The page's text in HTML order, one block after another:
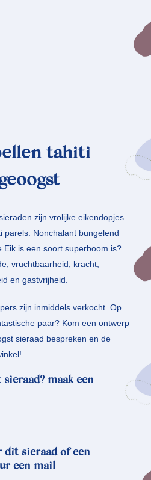
tahiti
zijn vrolijke eikendopjes
parels. Nonchalant bungelend
Eik is een soort superboom is?
vruchtbaarheid, kracht,
en gastvrijheid.
zijn inmiddels verkocht. Op
paar? Kom een ontwerp
sieraad bespreken en de
maak een
dit sieraad of een
een mail